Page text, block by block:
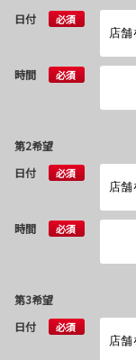
日付
必須
時間 必須
第2希望
日付
必須
時間 必須
第3希望
日付
必須